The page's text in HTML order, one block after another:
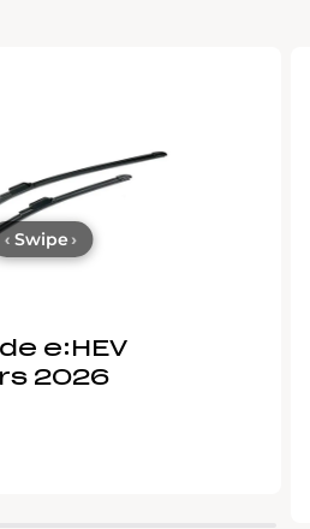
e:HEV
2026
‹ Swipe ›